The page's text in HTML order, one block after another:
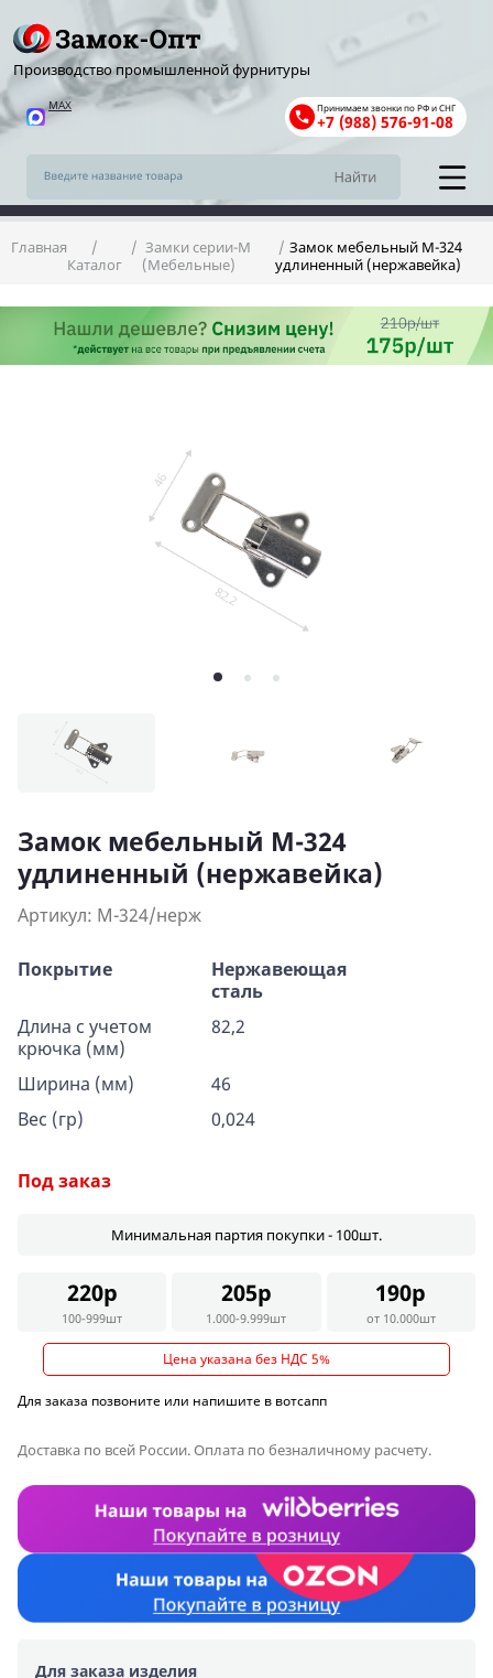
Производство промышленной фурнитуры
MAX Принимаем звонки по РФ и СНГ
+7 (988) 576-91-08
Главная
Каталог
Замки серии-М
(Мебельные)
Замок мебельный М-324
удлиненный (нержавейка)
Замок мебельный М-324
удлиненный (нержавейка)
Артикул: М-324/нерж
Покрытие
Нержавеющая
сталь
Длина с учетом
крючка (мм)
82,2
Ширина (мм)
46
Вес (гр)
0,024
Под заказ
Минимальная партия покупки - 100шт.
220р
100-999шт
205р
1.000-9.999шт
190р
от 10.000шт
Цена указана без НДС 5%
Для заказа позвоните или напишите в вотсапп
Доставка по всей России. Оплата по безналичному расчету.
Для заказа изделия